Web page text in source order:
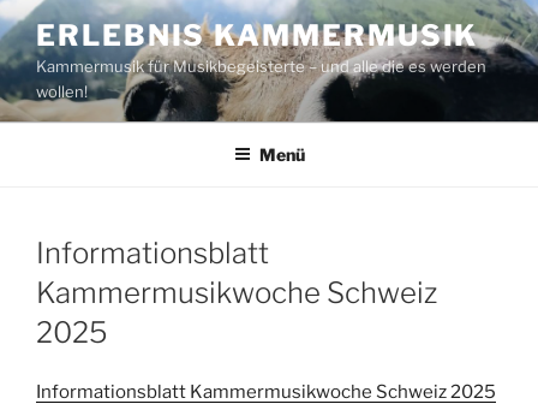
Zum
Inhalt
springen
ERLEBNIS KAMMERMUSIK
Kammermusik für Musikbegeisterte – und alle die es werden
wollen!
Menü
Informationsblatt
Kammermusikwoche Schweiz
2025
Informationsblatt Kammermusikwoche Schweiz 2025